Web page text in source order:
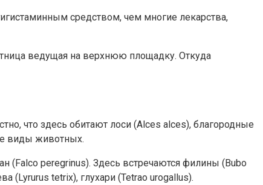
средством, чем многие лекарства,
ведущая на верхнюю площадку. Откуда
что здесь обитают лоси (Alces alces), благородные
виды животных.
(Falco peregrinus). Здесь встречаются филины (Bubo
(Lyrurus tetrix), глухари (Tetrao urogallus).